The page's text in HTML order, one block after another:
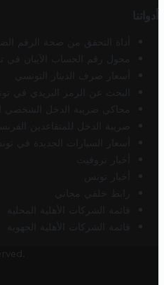
أدواتنا
أداة التحقق من صحة الرقم
محول رقم الحساب الآيبان في
أسعار صرف الدينار التونسي
البحث عن الرمز البريدي في
محاكي ضريبة الدخل الشخصي
ضريبة الدخل للمتقاعدين
أسعار السيارات الجديدة في
أخبار تروفيت
أخبار تونس
رابط خلفي مجاني
قائمة الشركات الأهلية المحلية
قائمة الشركات الأهلية الجهوية